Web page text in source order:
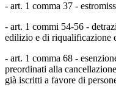
- art. 1 comma 37 -
- art. 1 commi 54-56 -
edilizio e di riqualificazione
- art. 1 comma 68 -
preordinati alla
già iscritti a favore di